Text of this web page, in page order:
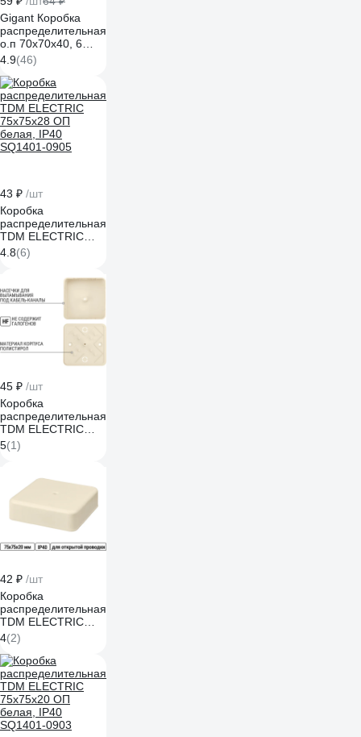
Gigant Коробка
распределительная
о.п 70х70х40, 6
выходов, IP44,
44056-1GI
4.9(46)
43 ₽ /шт
Коробка
распределительная
TDM ELECTRIC
75х75х28 ОП
белая, IP40
SQ1401-0905
4.8(6)
45 ₽ /шт
Коробка
распределительная
TDM ELECTRIC
75х75х28 ОП,
слоновая кость,
5(1)
42 ₽ /шт
Коробка
распределительная
TDM ELECTRIC
75х75х20 ОП,
слоновая кость,
IP40 SQ1401-1803
4(2)